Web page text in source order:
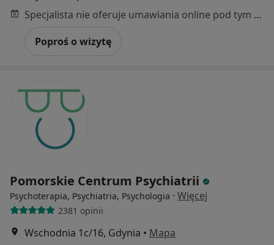
Specjalista nie oferuje umawiania online pod tym adresem.
Poproś o wizytę
Pomorskie Centrum Psychiatrii
Psychoterapia, Psychiatria, Psychologia · Więcej
2381 opinii
Wschodnia 1c/16, Gdynia • Mapa